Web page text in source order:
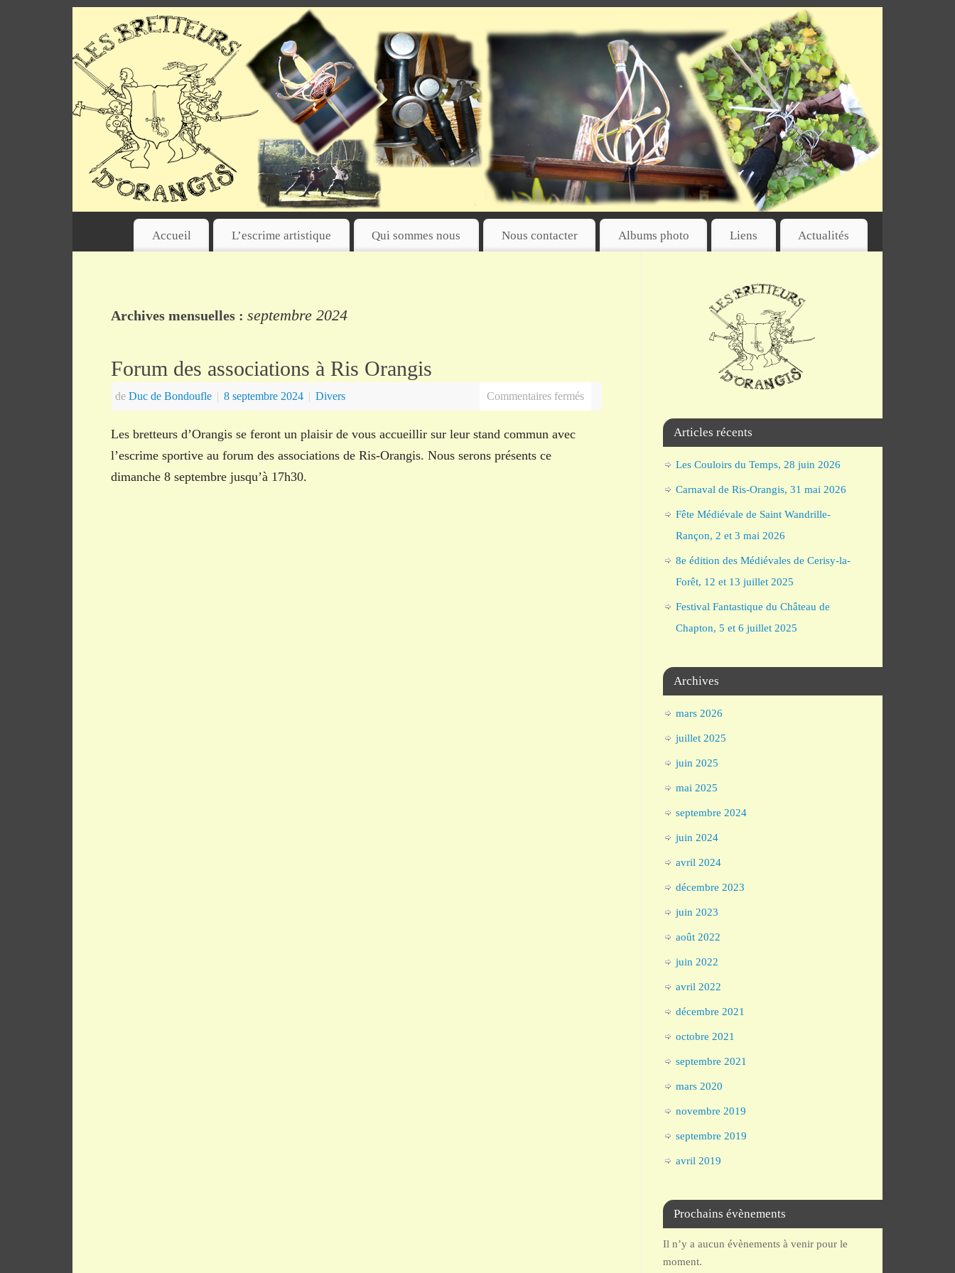
Accueil L’escrime artistique Qui sommes nous Nous contacter Albums photo Liens Actualités
Archives mensuelles : septembre 2024
Forum des associations à Ris Orangis
de Duc de Bondoufle | 8 septembre 2024 | Divers Commentaires fermés
Les bretteurs d’Orangis se feront un plaisir de vous accueillir sur leur stand commun avec
l’escrime sportive au forum des associations de Ris-Orangis. Nous serons présents ce
dimanche 8 septembre jusqu’à 17h30.
Articles récents
Les Couloirs du Temps, 28 juin 2026
Carnaval de Ris-Orangis, 31 mai 2026
Fête Médiévale de Saint Wandrille-
Rançon, 2 et 3 mai 2026
8e édition des Médiévales de Cerisy-la-
Forêt, 12 et 13 juillet 2025
Festival Fantastique du Château de
Chapton, 5 et 6 juillet 2025
Archives
mars 2026
juillet 2025
juin 2025
mai 2025
septembre 2024
juin 2024
avril 2024
décembre 2023
juin 2023
août 2022
juin 2022
avril 2022
décembre 2021
octobre 2021
septembre 2021
mars 2020
novembre 2019
septembre 2019
avril 2019
Prochains évènements
Il n’y a aucun évènements à venir pour le
moment.